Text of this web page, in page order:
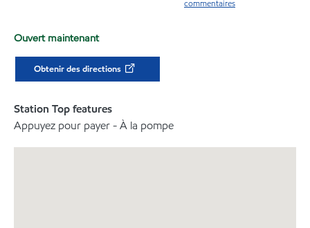
commentaires
Ouvert maintenant
Obtenir des directions
Station Top features
Appuyez pour payer - À la pompe